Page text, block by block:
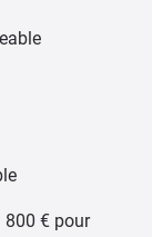
800 € pour